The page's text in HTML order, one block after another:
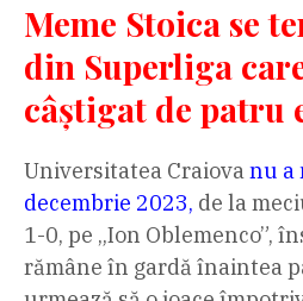
Meme Stoica se
din Superliga
câștigat de patru
Universitatea Craiovanu a
decembrie 2023, de la
1-0, pe „Ion Oblemenco”,
rămâne în gardă înaintea